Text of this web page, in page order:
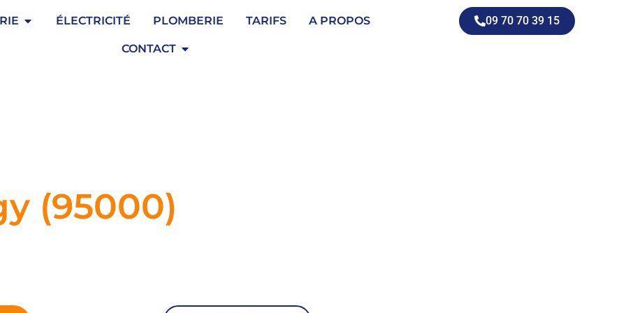
Ouvrir Serrurerie
ÉLECTRICITÉ PLOMBERIE TARIFS A PROPOS
CONTACT Ouvrir Contact
09 70 70 39 15
(95000)